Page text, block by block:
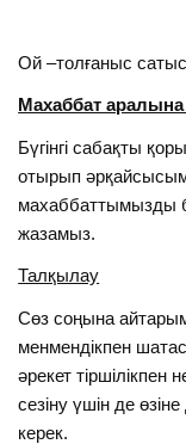
Ой –толғаныс
Махаббат аралына
Бүгінгі сабақты
отырып
махаббаттымызды
жазамыз.
Талқылау
Сөз соңына
менмендікпен
әрекет тіршілікпен
сезіну үшін де
керек.